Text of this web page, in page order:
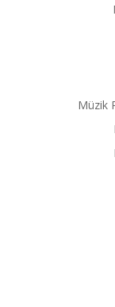
Müzik